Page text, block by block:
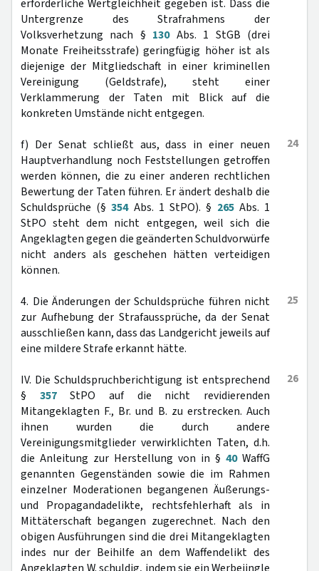
erforderliche Wertgleichheit gegeben ist. Dass die
Untergrenze des Strafrahmens der
Volksverhetzung nach § 130Abs. 1 StGB (drei
Monate Freiheitsstrafe) geringfügig höher ist als
diejenige der Mitgliedschaft in einer kriminellen
Vereinigung (Geldstrafe), steht einer
Verklammerung der Taten mit Blick auf die
konkreten Umstände nicht entgegen.
24
f) Der Senat schließt aus, dass in einer neuen
Hauptverhandlung noch Feststellungen getroffen
werden können, die zu einer anderen rechtlichen
Bewertung der Taten führen. Er ändert deshalb die
Schuldsprüche (§354Abs. 1 StPO). § 265Abs. 1
StPO steht dem nicht entgegen, weil sich die
Angeklagten gegen die geänderten Schuldvorwürfe
nicht anders als geschehen hätten verteidigen
können.
25
4. Die Änderungen der Schuldsprüche führen nicht
zur Aufhebung der Strafaussprüche, da der Senat
ausschließen kann, dass das Landgericht jeweils auf
eine mildere Strafe erkannt hätte.
26
IV. Die Schuldspruchberichtigung ist entsprechend
§ 357StPO auf die nicht revidierenden
Mitangeklagten F., Br. und B. zu erstrecken. Auch
ihnen wurden die durch andere
Vereinigungsmitglieder verwirklichten Taten, d.h.
die Anleitung zur Herstellung von in § 40WaffG
genannten Gegenständen sowie die im Rahmen
einzelner Moderationen begangenen Äußerungs-
und Propagandadelikte, rechtsfehlerhaft als in
Mittäterschaft begangen zugerechnet. Nach den
obigen Ausführungen sind die drei Mitangeklagten
indes nur der Beihilfe an dem Waffendelikt des